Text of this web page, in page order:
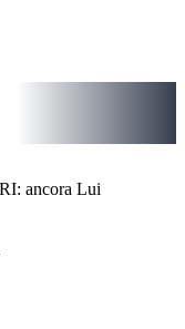
ancora Lui